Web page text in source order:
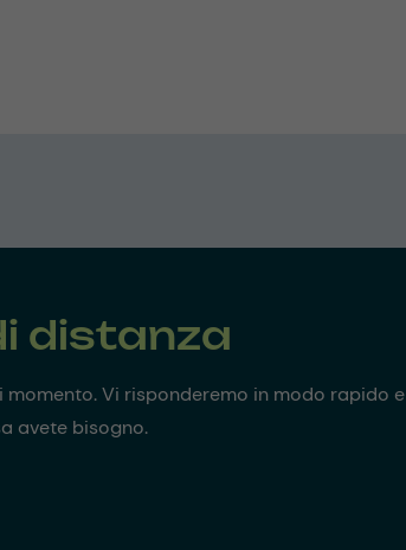
distanza
Vi risponderemo in modo rapido e
avete bisogno.